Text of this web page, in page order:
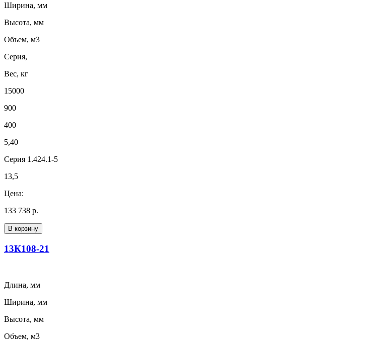
Ширина, мм
Высота, мм
Объем, м3
Серия,
Вес, кг
15000
900
400
5,40
Серия 1.424.1-5
13,5
Цена:
133 738 р.
В корзину
13К108-21
Длина, мм
Ширина, мм
Высота, мм
Объем, м3